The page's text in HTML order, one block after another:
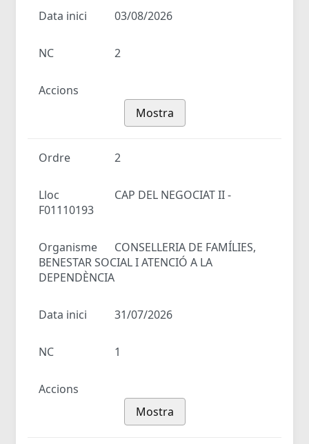
Data inici 03/08/2026
NC 2
Accions
Mostra
Ordre 2
Lloc
CAP DEL NEGOCIAT II -
F01110193
Organisme
CONSELLERIA DE FAMÍLIES,
BENESTAR SOCIAL I ATENCIÓ A LA
DEPENDÈNCIA
Data inici 31/07/2026
NC 1
Accions
Mostra